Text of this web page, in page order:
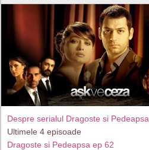
Despre serialul Dragoste si Pedeapsa
Ultimele 4 episoade
Dragoste si Pedeapsa ep 62